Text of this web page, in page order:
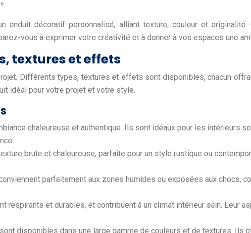
décoratif personnalisé, alliant texture, couleur et
vous à exprimer votre créativité et à donner à vos espaces une
textures et effets
Différents types, textures et effets sont disponibles, chacun
idéal pour votre projet et votre style.
chaleureuse et authentique. Ils sont idéaux pour les intérieurs
brute et chaleureuse, parfaite pour un style rustique ou
parfaitement aux zones humides ou exposées aux chocs,
respirants et durables, et contribuent à un climat intérieur sain. Leur
disponibles dans une large gamme de couleurs et de textures. Ils